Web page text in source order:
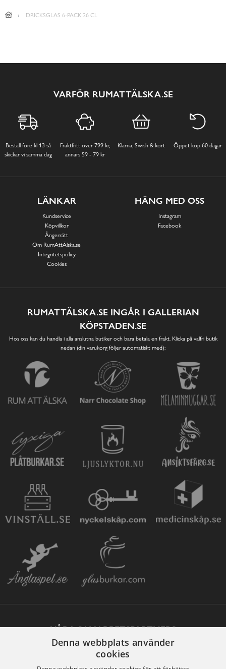
DRICKSGLAS 6-PACK 26 CL
VARFÖR RUMATTÄLSKA.SE
Beställ före kl 13 så
skickar vi samma dag
Fraktfritt över 799 kr,
annars 59 - 79 kr
Klarna, Swish & kort Öppet köp 60 dagar
LÄNKAR
Kundservice
Köpvillkor
Ångerrätt
Om RumAttÄlska.se
Integritetspolicy
Cookies
HÄNG MED OSS
Instagram
Facebook
RUMATTÄLSKA.SE INGÅR I GALLERIAN
KÖPSTADEN.SE
Hos oss kan du handla i alla anslutna butiker och bara betala en frakt. Klicka på valfri butik
nedan (din varukorg följer automatiskt med):
VÅRA SAMARBETSPARTNERS
Denna webbplats använder
cookies